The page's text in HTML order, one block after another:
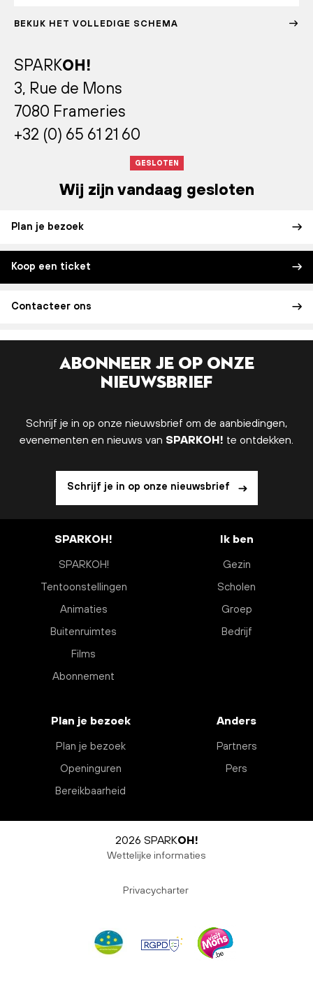
BEKIJK HET VOLLEDIGE SCHEMA
SPARKOH!
3, Rue de Mons
7080 Frameries
+32 (0) 65 61 21 60
GESLOTEN
Wij zijn vandaag gesloten
Plan je bezoek
Koop een ticket
Contacteer ons
Abonneer je op onze
nieuwsbrief
Schrijf je in op onze nieuwsbrief om de aanbiedingen,
evenementen en nieuws van SPARKOH! te ontdekken.
Schrijf je in op onze nieuwsbrief
SPARKOH!
SPARKOH!
Tentoonstellingen
Animaties
Buitenruimtes
Films
Abonnement
Ik ben
Gezin
Scholen
Groep
Bedrijf
Plan je bezoek
Plan je bezoek
Openinguren
Bereikbaarheid
Anders
Partners
Pers
2026 SPARKOH!
Wettelijke informaties
Privacycharter